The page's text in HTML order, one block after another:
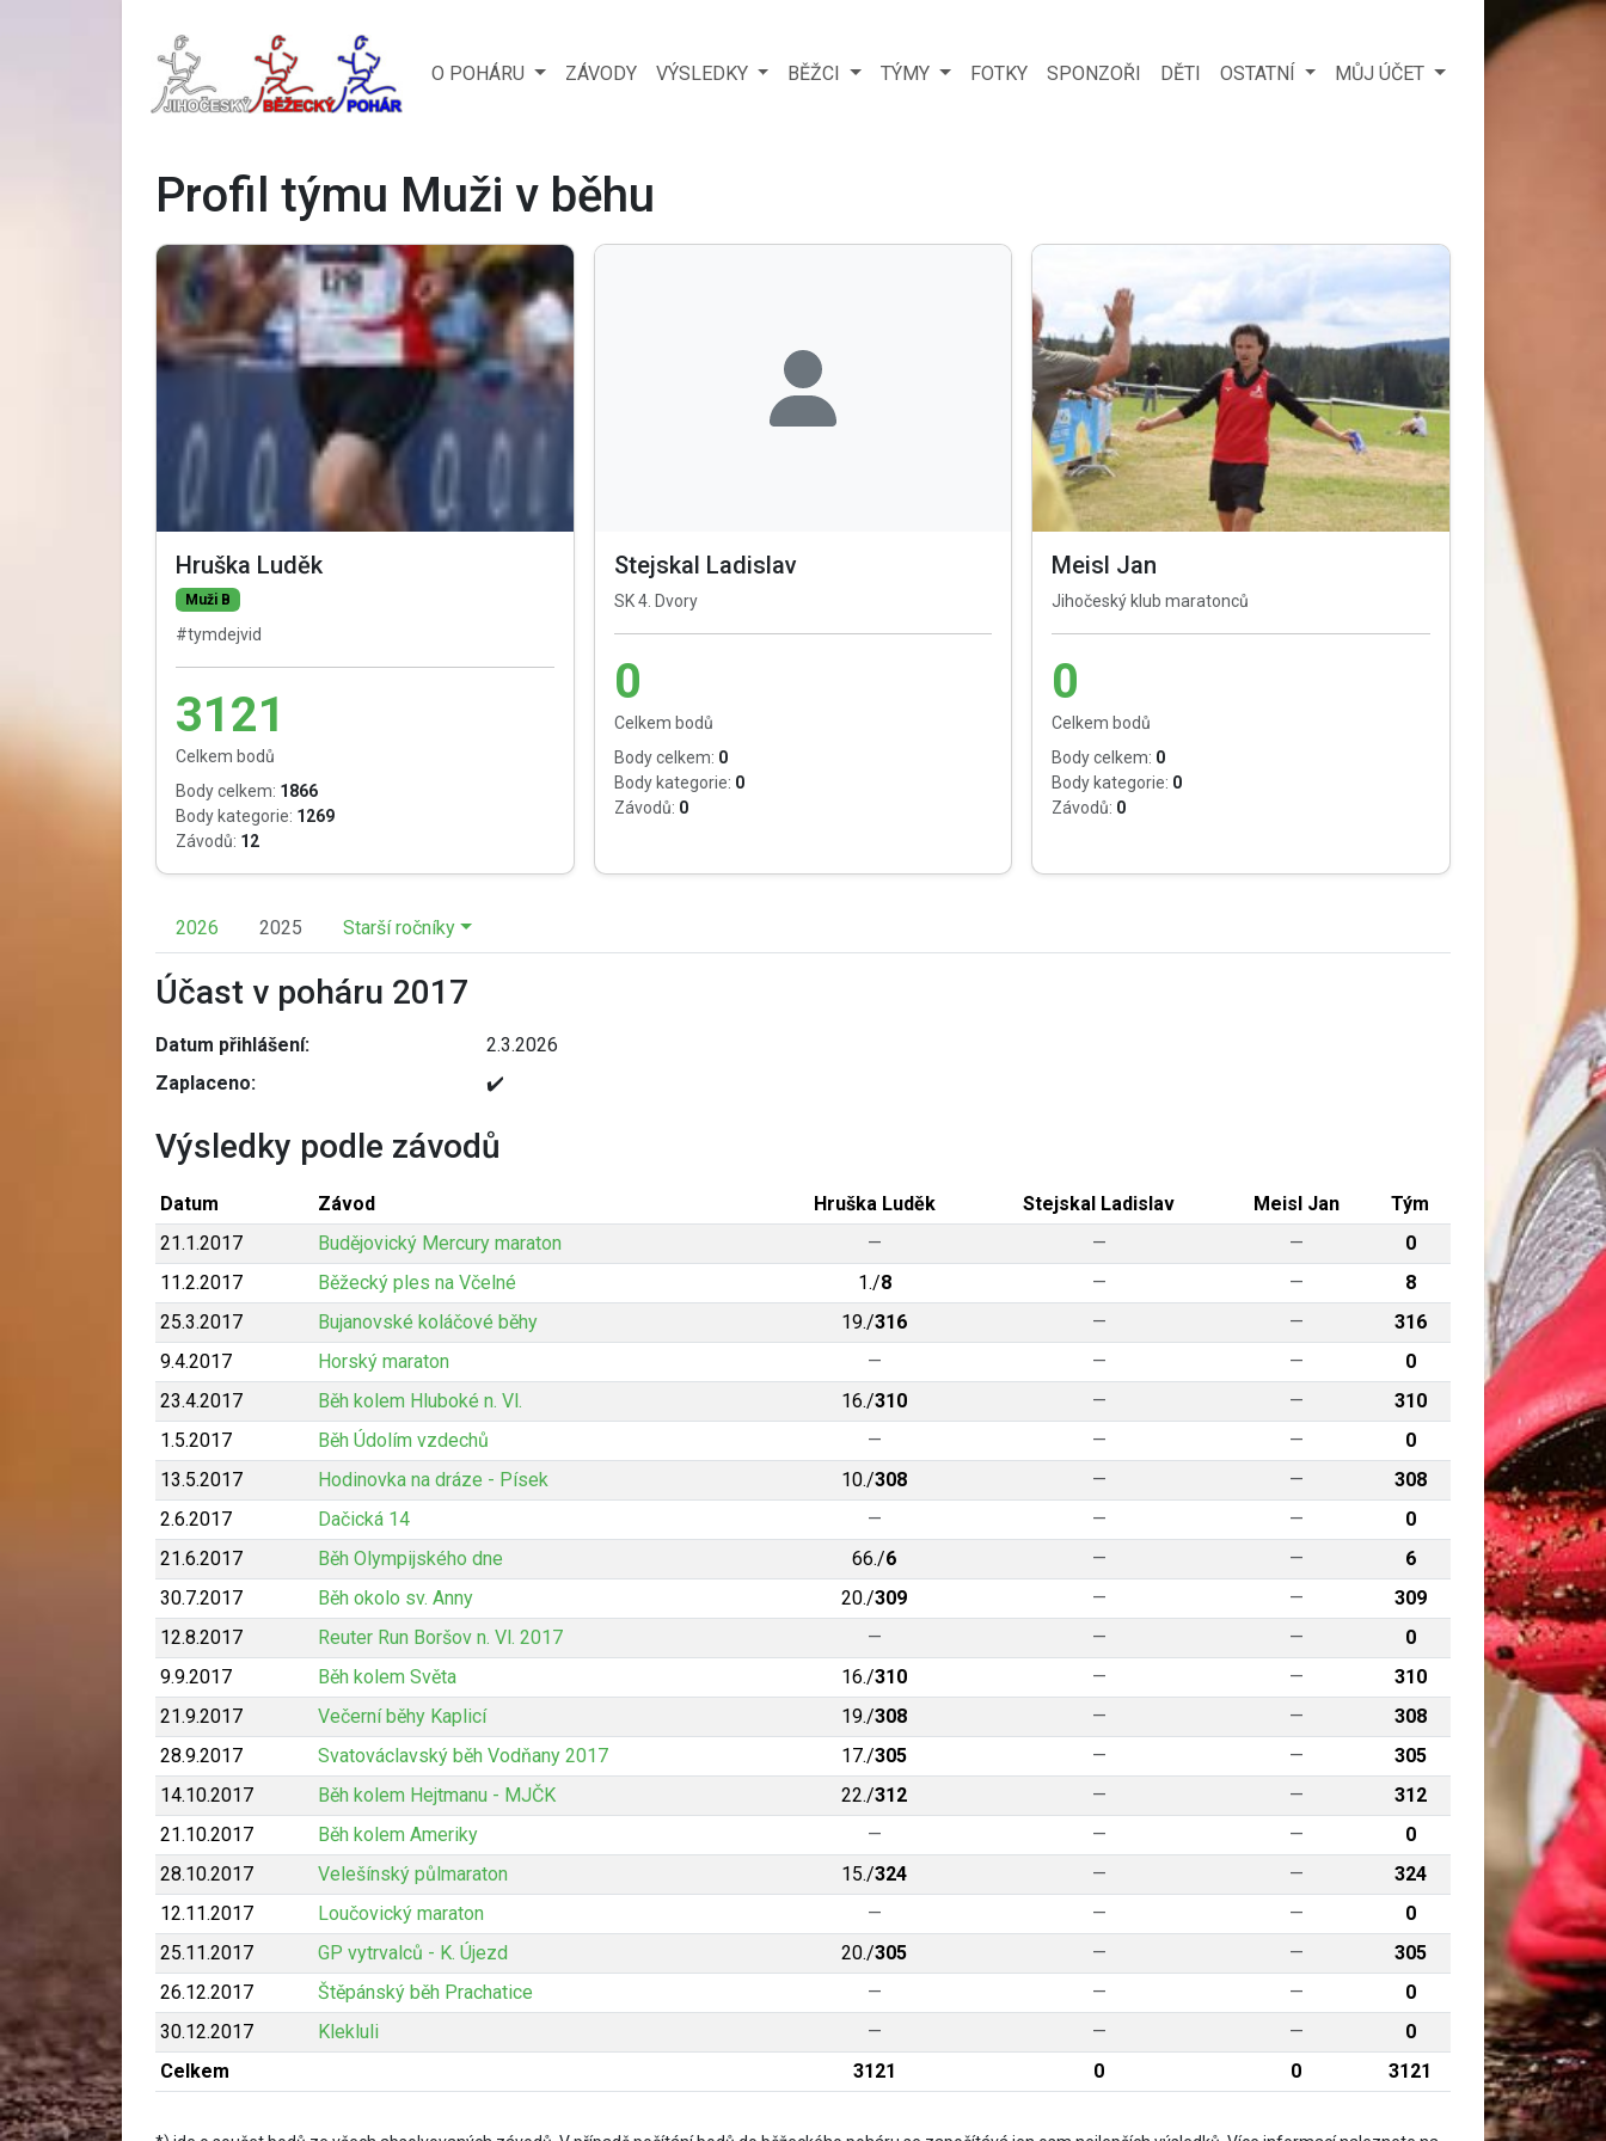
O POHÁRU ZÁVODY VÝSLEDKY BĚŽCI TÝMY FOTKY SPONZOŘI DĚTI OSTATNÍ MŮJ ÚČET
Profil týmu Muži v běhu
Hruška Luděk
Muži B
#tymdejvid
3121
Celkem bodů
Body celkem: 1866
Body kategorie: 1269
Závodů: 12
Stejskal Ladislav
SK 4. Dvory
0
Celkem bodů
Body celkem: 0
Body kategorie: 0
Závodů: 0
Meisl Jan
Jihočeský klub maratonců
0
Celkem bodů
Body celkem: 0
Body kategorie: 0
Závodů: 0
2026 2025 Starší ročníky
Účast v poháru 2017
Datum přihlášení:
2.3.2026
Zaplaceno:
✔️
Výsledky podle závodů
Datum Závod Hruška Luděk Stejskal Ladislav Meisl Jan
Tým
21.1.2017
Budějovický Mercury maraton — — —
0
11.2.2017
Běžecký ples na Včelné 1./8 — —
8
25.3.2017
Bujanovské koláčové běhy 19./316 — —
316
9.4.2017
Horský maraton — — —
0
23.4.2017
Běh kolem Hluboké n. Vl. 16./310 — —
310
1.5.2017
Běh Údolím vzdechů — — —
0
13.5.2017
Hodinovka na dráze - Písek 10./308 — —
308
2.6.2017
Dačická 14 — — —
0
21.6.2017
Běh Olympijského dne 66./6 — —
6
30.7.2017
Běh okolo sv. Anny 20./309 — —
309
12.8.2017
Reuter Run Boršov n. Vl. 2017 — — —
0
9.9.2017
Běh kolem Světa 16./310 — —
310
21.9.2017
Večerní běhy Kaplicí 19./308 — —
308
28.9.2017
Svatováclavský běh Vodňany 2017 17./305 — —
305
14.10.2017
Běh kolem Hejtmanu - MJČK 22./312 — —
312
21.10.2017
Běh kolem Ameriky — — —
0
28.10.2017
Velešínský půlmaraton 15./324 — —
324
12.11.2017
Loučovický maraton — — —
0
25.11.2017
GP vytrvalců - K. Újezd 20./305 — —
305
26.12.2017
Štěpánský běh Prachatice — — —
0
30.12.2017
Klekluli — — —
0
Celkem
3121 0 0 3121